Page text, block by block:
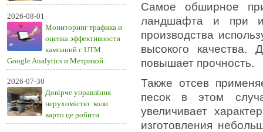
2026-08-01
Мониторинг трафика и
оценка эффективности
кампаний с UTM
Google Analytics и Метрикой
2026-07-30
Довірче управління
нерухомістю: коли
варто це робити
Самое обширное
ландшафта и при
производства
высокого качества.
повышает прочность.
Также отсев
песок в этом
увеличивает
изготовления